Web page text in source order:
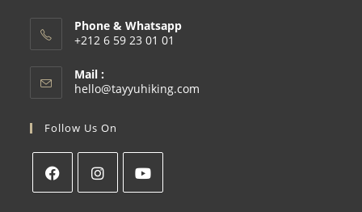
Phone & Whatsapp
+212 6 59 23 01 01
Mail :
hello@tayyuhiking.com
Follow Us On